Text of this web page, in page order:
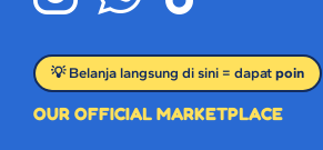
💡 Belanja langsung di sini = dapat poin
OUR OFFICIAL MARKETPLACE